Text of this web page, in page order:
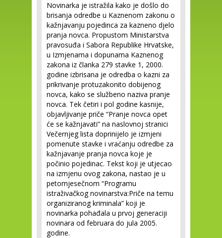
Novinarka je istražila kako je došlo do
brisanja odredbe u Kaznenom zakonu o
kažnjavanju pojedinca za kazneno djelo
pranja novca. Propustom Ministarstva
pravosuđa i Sabora Republike Hrvatske,
u Izmjenama i dopunama Kaznenog
zakona iz članka 279 stavke 1, 2000.
godine izbrisana je odredba o kazni za
prikrivanje protuzakonito dobijenog
novca, kako se službeno naziva pranje
novca. Tek četiri i pol godine kasnije,
objavljivanje priče “Pranje novca opet
će se kažnjavati” na naslovnoj stranici
Večernjeg lista doprinijelo je izmjeni
pomenute stavke i vraćanju odredbe za
kažnjavanje pranja novca koje je
počinio pojedinac. Tekst koji je utjecao
na izmjenu ovog zakona, nastao je u
petomjesečnom “Programu
istraživačkog novinarstva:Priče na temu
organiziranog kriminala” koji je
novinarka pohađala u prvoj generaciji
novinara od februara do jula 2005.
godine.